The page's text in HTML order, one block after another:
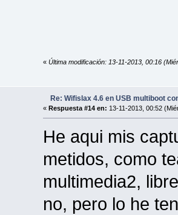
« Última modificación: 13-11-2013, 00:16
Re: Wifislax 4.6 en USB multiboot
« Respuesta #14 en: 13-11-2013, 00:52
He aqui mis
metidos, como
multimedia2,
no, pero lo he